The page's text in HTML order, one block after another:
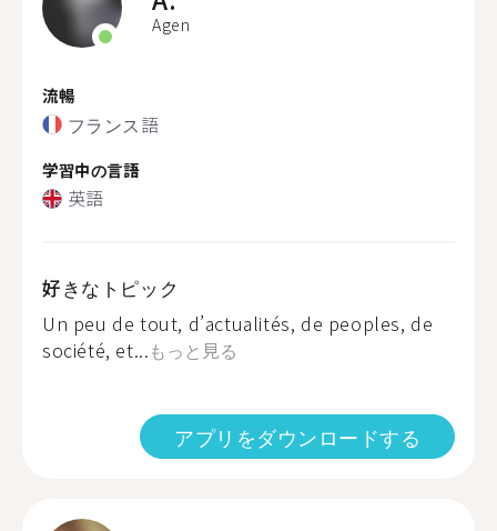
Agen
流暢
フランス語
学習中の言語
英語
好きなトピック
Un peu de tout, d’actualités, de peoples, de
société, et...もっと見る
アプリをダウンロードする